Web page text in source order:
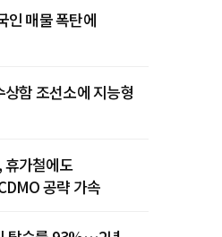
인 매물 폭탄에
함 조선소에 지능형
가철에도
공략 가속